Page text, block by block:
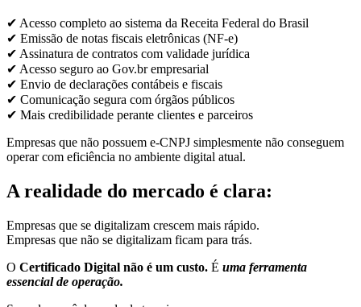
✔ Acesso completo ao sistema da Receita Federal do Brasil
✔ Emissão de notas fiscais eletrônicas (NF-e)
✔ Assinatura de contratos com validade jurídica
✔ Acesso seguro ao Gov.br empresarial
✔ Envio de declarações contábeis e fiscais
✔ Comunicação segura com órgãos públicos
✔ Mais credibilidade perante clientes e parceiros
Empresas que não possuem e-CNPJ simplesmente não conseguem
operar com eficiência no ambiente digital atual.
A realidade do mercado é clara:
Empresas que se digitalizam crescem mais rápido.
Empresas que não se digitalizam ficam para trás.
O Certificado Digital não é um custo. É uma ferramenta
essencial de operação.